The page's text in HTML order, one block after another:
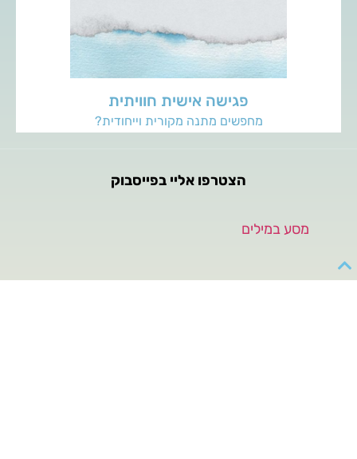
פגישה אישית חוויתית
מחפשים מתנה מקורית וייחודית?
לפרטים נוספים
הצטרפו אליי בפייסבוק
‏מסע במילים‏